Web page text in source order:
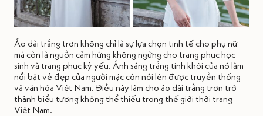
Áo dài trắng trơn không chỉ là sự lựa chọn tinh tế cho phụ nữ
mà còn là nguồn cảm hứng không ngừng cho trang phục học
sinh và trang phục kỷ yếu. Ánh sáng trắng tinh khôi của nó làm
nổi bật vẻ đẹp của người mặc còn nói lên được truyền thống
và văn hóa Việt Nam. Điều này làm cho áo dài trắng trơn trở
thành biểu tượng không thể thiếu trong thế giới thời trang
Việt Nam.